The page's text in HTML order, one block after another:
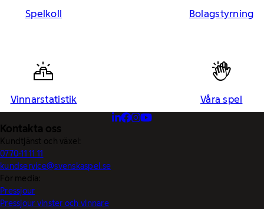
Spelkoll Bolagstyrning
Vinnarstatistik Våra spel
Kontakta oss
Kundtjänst och växel:
0770-11 11 11
kundservice@svenskaspel.se
För media:
Pressjour
Pressjour vinster och vinnare